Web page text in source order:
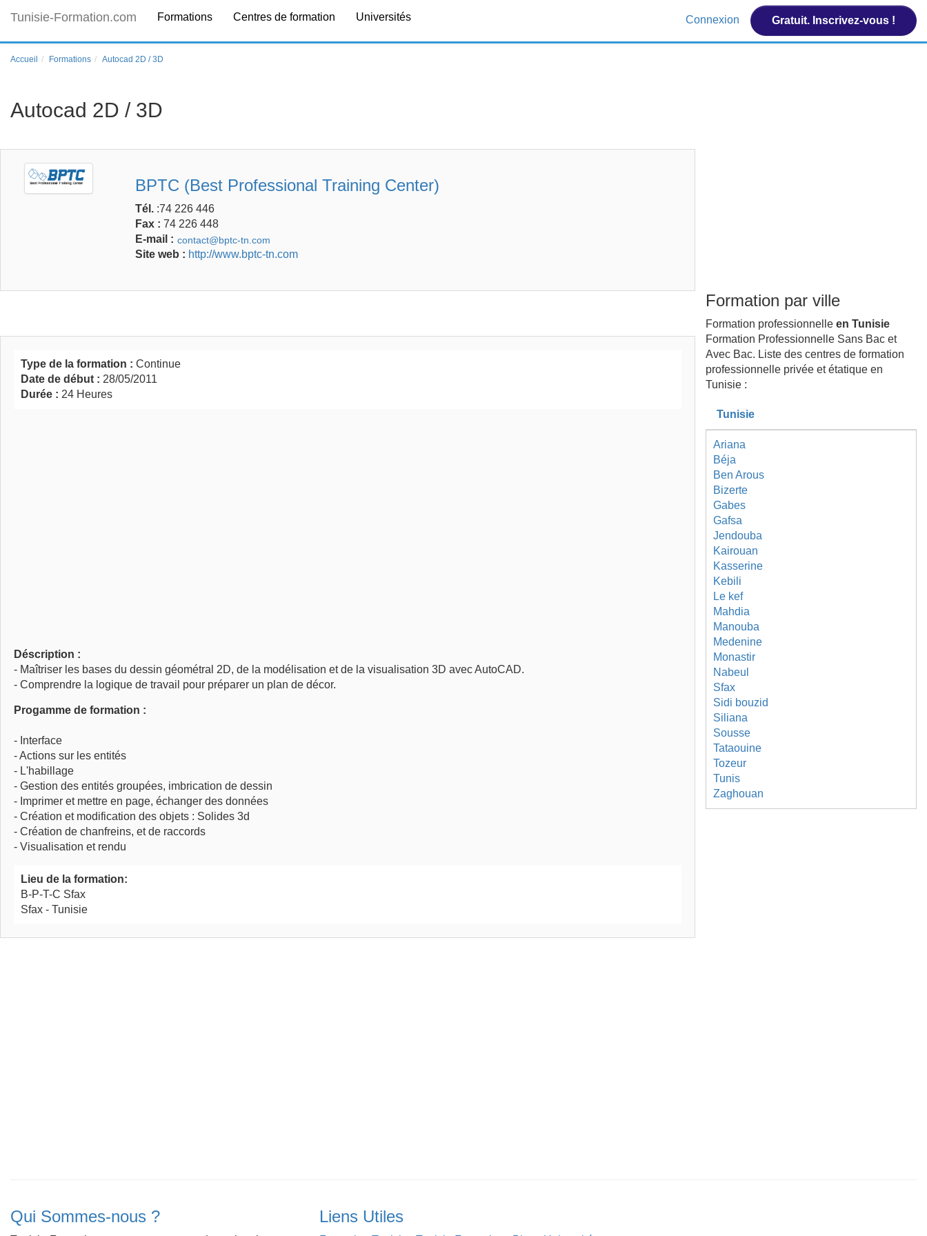
Tunisie-Formation.com Formations Centres de formation Universités Connexion Gratuit. Inscrivez-vous !
Accueil Formations Autocad 2D / 3D
Autocad 2D / 3D
BPTC (Best Professional Training Center)
Tél. :74 226 446
Fax : 74 226 448
E-mail :
Site web : http://www.bptc-tn.com
Type de la formation : Continue
Date de début : 28/05/2011
Durée : 24 Heures
Déscription :
- Maîtriser les bases du dessin géométral 2D, de la modélisation et de la visualisation 3D avec AutoCAD.
- Comprendre la logique de travail pour préparer un plan de décor.
Progamme de formation :
- Interface
- Actions sur les entités
- L'habillage
- Gestion des entités groupées, imbrication de dessin
- Imprimer et mettre en page, échanger des données
- Création et modification des objets : Solides 3d
- Création de chanfreins, et de raccords
- Visualisation et rendu
Lieu de la formation:
B-P-T-C Sfax
Sfax - Tunisie
Formation par ville
Formation professionnelle en Tunisie
Formation Professionnelle Sans Bac et
Avec Bac. Liste des centres de formation
professionnelle privée et étatique en
Tunisie :
Tunisie
Ariana
Béja
Ben Arous
Bizerte
Gabes
Gafsa
Jendouba
Kairouan
Kasserine
Kebili
Le kef
Mahdia
Manouba
Medenine
Monastir
Nabeul
Sfax
Sidi bouzid
Siliana
Sousse
Tataouine
Tozeur
Tunis
Zaghouan
Qui Sommes-nous ? Liens Utiles